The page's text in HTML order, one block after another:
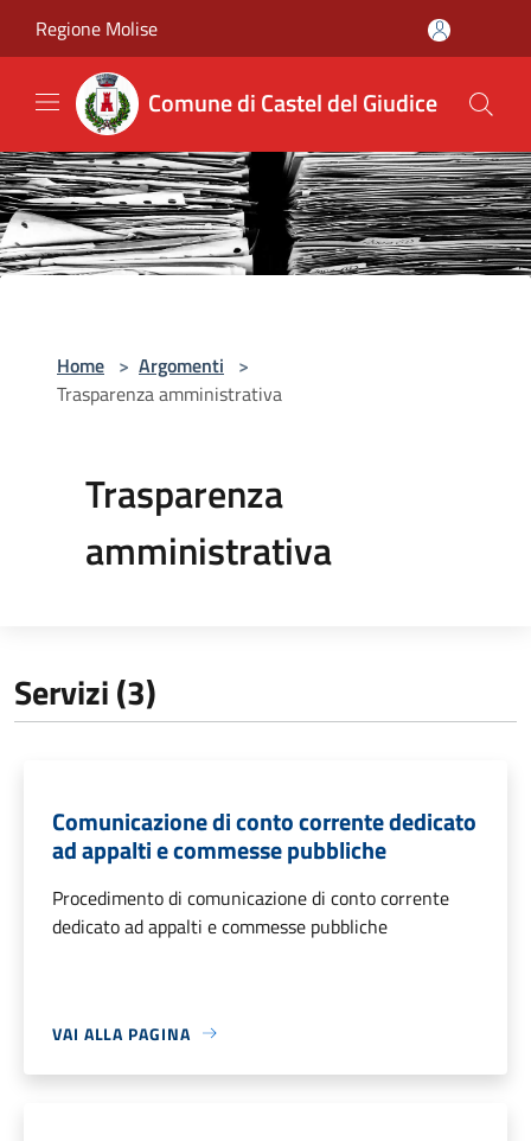
Regione Molise
Comune di Castel del Giudice
Home > Argomenti >
Trasparenza amministrativa
Trasparenza
amministrativa
Servizi (3)
Comunicazione di conto corrente dedicato
ad appalti e commesse pubbliche
Procedimento di comunicazione di conto corrente
dedicato ad appalti e commesse pubbliche
VAI ALLA PAGINA